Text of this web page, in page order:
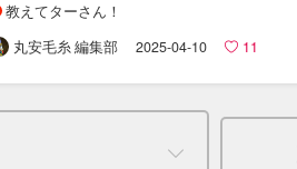
教えてターさん！
丸安毛糸 編集部
2025-04-10 11